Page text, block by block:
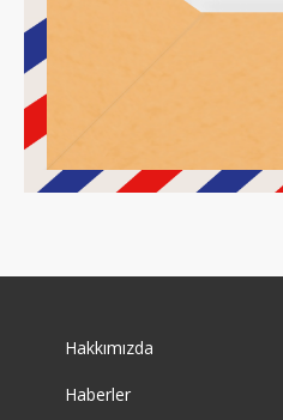
Hakkımızda
Haberler